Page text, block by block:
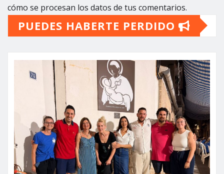
cómo se procesan los datos de tus comentarios.
PUEDES HABERTE PERDIDO